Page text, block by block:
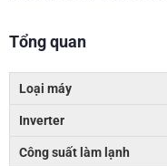
Tổng quan
Loại máy
Inverter
Công suất làm lạnh